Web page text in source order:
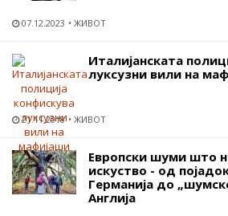
07.12.2023 ЖИВОТ
Италијанската
луксузни вили на
21.11.2018 ЖИВОТ
Европски шуми што
искуство - од
Германија до
Англија